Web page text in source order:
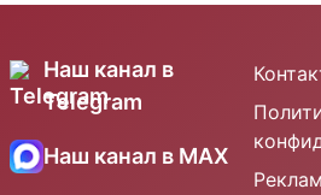
Наш канал в
Telegram
Наш канал в MAX